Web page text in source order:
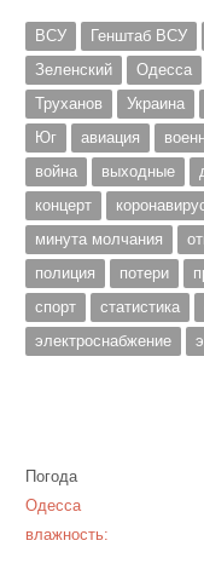
ВСУ Генштаб ВСУ
Зеленский
Одесса
Труханов
Украина
Юг
авиация
война
выходные
концерт
минута молчания
полиция
потери
спорт
статистика
электроснабжение
Погода
Одесса
влажность: